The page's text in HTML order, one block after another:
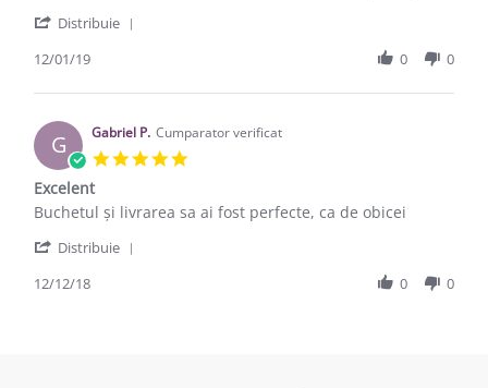
Distribuie
12/01/19 0 0
G Gabriel P. Cumparator verificat
Excelent
Review by Gabriel P. on 12 Dec 2018
review stating Excelent
Buchetul și livrarea sa ai fost perfecte, ca de obicei
Distribuie
12/12/18 0 0